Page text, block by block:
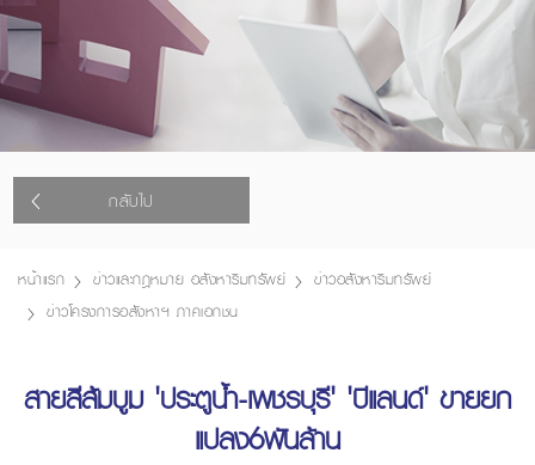
กลับไป
หน้าแรก ข่าวและกฎหมาย อสังหาริมทรัพย์
ข่าวอสังหาริมทรัพย์
ข่าวโครงการอสังหาฯ ภาคเอกชน
สายสีส้มบูม 'ประตูน้ำ-เพชรบุรี' 'บีแลนด์' ขายยก
แปลง6พันล้าน